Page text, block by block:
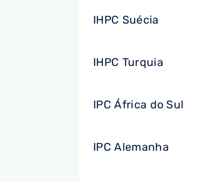
IHPC Suécia
IHPC Turquia
IPC África do Sul
IPC Alemanha